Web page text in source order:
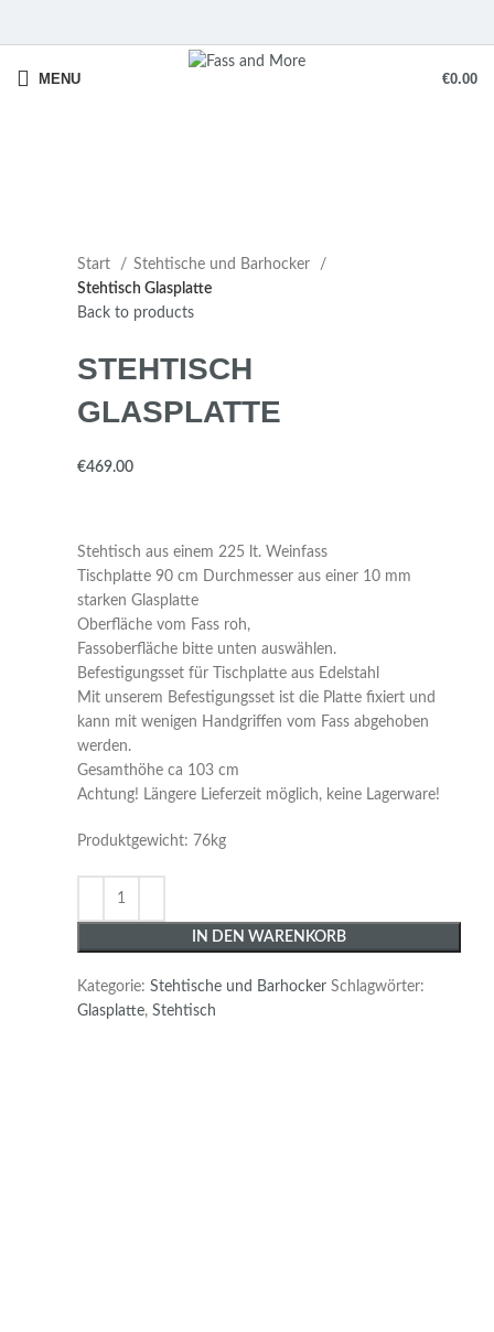
MENU €0.00
Start
Stehtische und Barhocker
Stehtisch Glasplatte
Back to products
STEHTISCH
GLASPLATTE
€
Stehtisch aus einem 225 lt. Weinfass
Tischplatte 90 cm Durchmesser aus einer 10 mm
starken Glasplatte
Oberfläche vom Fass roh,
Fassoberfläche bitte unten auswählen.
Befestigungsset für Tischplatte aus Edelstahl
Mit unserem Befestigungsset ist die Platte fixiert und
kann mit wenigen Handgriffen vom Fass abgehoben
werden.
Gesamthöhe ca 103 cm
Achtung! Längere Lieferzeit möglich, keine Lagerware!
Produktgewicht: 76kg
IN DEN WARENKORB
Kategorie: Stehtische und Barhocker Schlagwörter:
Glasplatte, Stehtisch